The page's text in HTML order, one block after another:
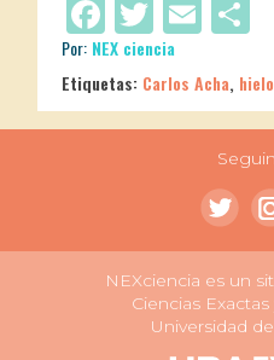
Facebook
Twitter
Email
Por: NEX ciencia
Etiquetas: Carlos Acha, hielo
NEXciencia es un
Ciencias
Universidad